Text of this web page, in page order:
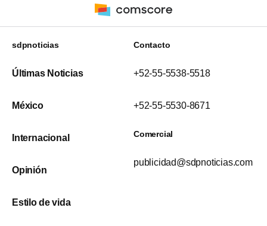
sdpnoticias
Últimas Noticias
México
Internacional
Opinión
Estilo de vida
Contacto
+52-55-5538-5518
+52-55-5530-8671
Comercial
publicidad@sdpnoticias.com